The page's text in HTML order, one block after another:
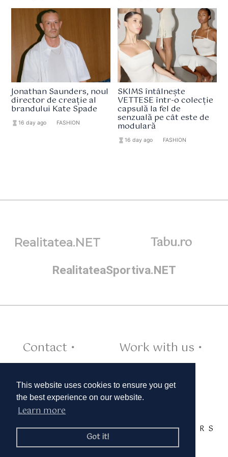
This website uses cookies to ensure you get
the best experience on our website.
Learn more
Got it!
Jonathan Saunders, noul
director de creație al
brandului Kate Spade
hourglass_full16 day ago FASHION
SKIMS întâlnește
VETTESE într-o colecție
capsulă la fel de
senzuală pe cât este de
modulară
hourglass_full 16 day ago FASHION
Realitatea.NET Tabu.ro
RealitateaSportiva.NET
Contact •
Work with us •
Cookies •
TAGS:A B C D E F G H I J K L M N O R S